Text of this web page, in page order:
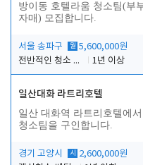
방이동 호텔라움 청소팀(부
자매) 모집합니다.
서울 송파구 월 5,600,000원
전반적인 청소 업무(객실청소.객실정리)
1년 이상
일산대화 라트리호텔
일산 대화역 라트리호텔에서
청소팀을 구인합니다.
경기 고양시 시
2,600,000원